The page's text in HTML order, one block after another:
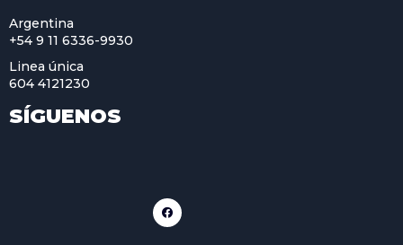
Argentina
+54 9 11 6336-9930
Linea única
604 4121230
SÍGUENOS